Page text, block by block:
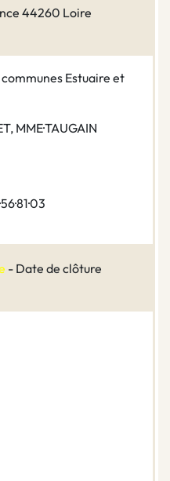
44260 Loire
Estuaire et
MME·TAUGAIN
- Date de clôture